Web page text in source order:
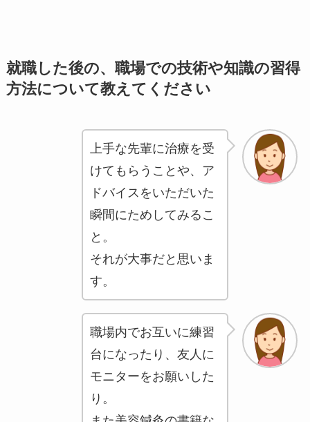
就職した後の、職場での技術や知識の習得
方法について教えてください
上手な先輩に治療を受
けてもらうことや、ア
ドバイスをいただいた
瞬間にためしてみるこ
と。
それが大事だと思いま
す。
職場内でお互いに練習
台になったり、友人に
モニターをお願いした
り。